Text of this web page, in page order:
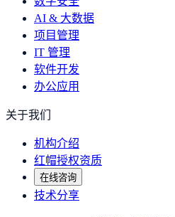
AI & 大数据
项目管理
IT 管理
软件开发
办公应用
关于我们
机构介绍
红帽授权资质
在线咨询
技术分享